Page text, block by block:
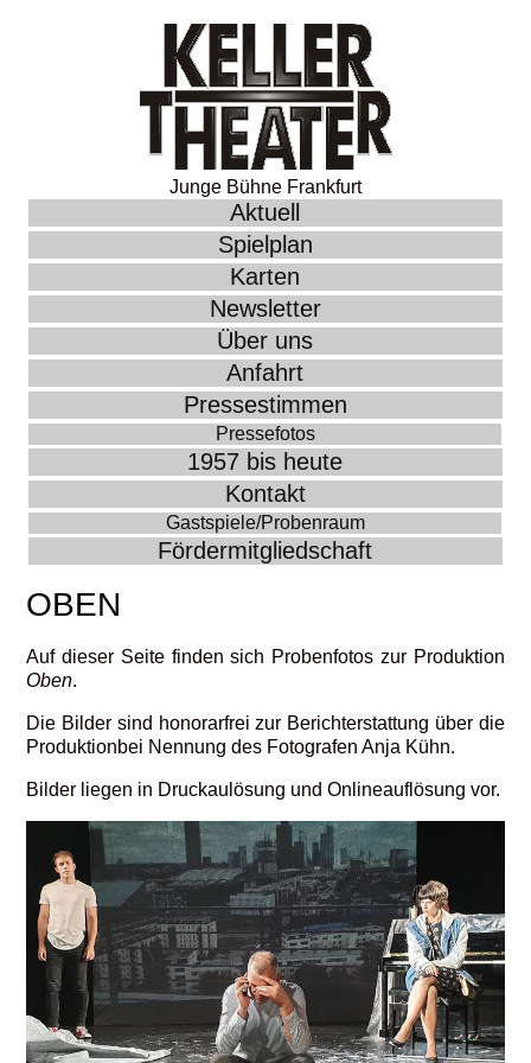
Junge Bühne Frankfurt
Aktuell
Spielplan
Karten
Newsletter
Über uns
Anfahrt
Pressestimmen
Pressefotos
1957 bis heute
Kontakt
Gastspiele/Probenraum
Fördermitgliedschaft
OBEN
Auf dieser Seite finden sich Probenfotos zur Produktion
Oben.
Die Bilder sind honorarfrei zur Berichterstattung über die
Produktionbei Nennung des Fotografen Anja Kühn.
Bilder liegen in Druckaulösung und Onlineauflösung vor.